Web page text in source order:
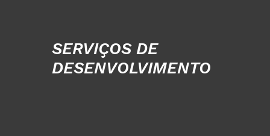
SERVIÇOS DE
DESENVOLVIMENTO